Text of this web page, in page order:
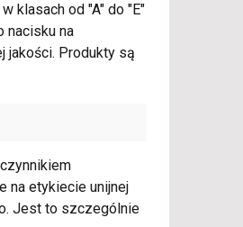
klasach od "A" do "E"
nacisku na
jakości. Produkty są
na etykiecie unijnej
Jest to szczególnie